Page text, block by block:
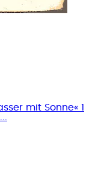
mit Sonne« 1